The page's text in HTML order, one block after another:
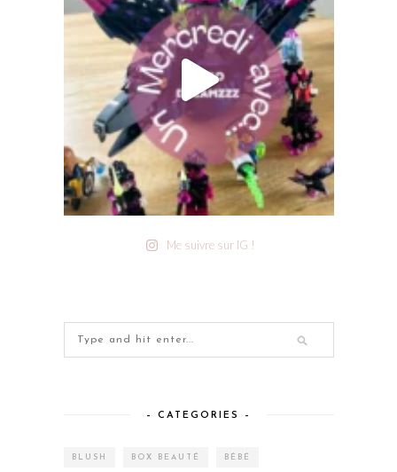
Me suivre sur IG !
– CATEGORIES –
BLUSH BOX BEAUTÉ BÉBÉ